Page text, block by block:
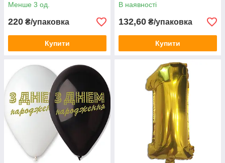
Менше 3 од.
220 ₴/упаковка
Купити
В наявності
132,60 ₴/упаковка
Купити